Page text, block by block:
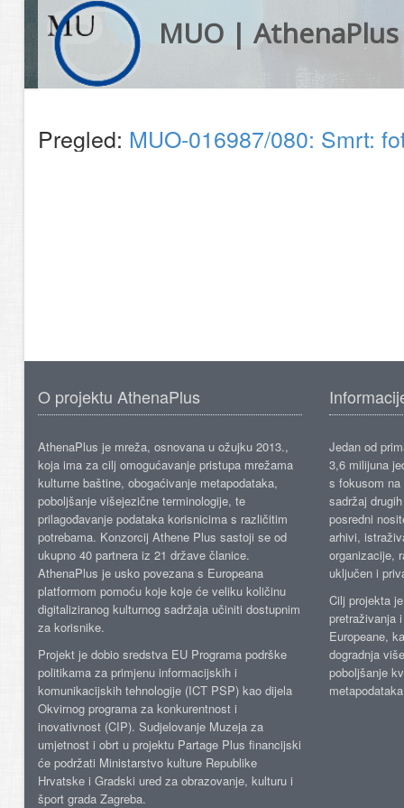
MUO | AthenaPlus
Pregled: MUO-016987/080: Smrt:
O projektu AthenaPlus
AthenaPlus je mreža, osnovana u ožujku 2013.,
koja ima za cilj omogućavanje pristupa mrežama
kulturne baštine, obogaćivanje metapodataka,
poboljšanje višejezične terminologije, te
prilagođavanje podataka korisnicima s različitim
potrebama. Konzorcij Athene Plus sastoji se od
ukupno 40 partnera iz 21 države članice.
AthenaPlus je usko povezana s Europeana
platformom pomoću koje koje će veliku količinu
digitaliziranog kulturnog sadržaja učiniti dostupnim
za korisnike.
Projekt je dobio sredstva EU Programa podrške
politikama za primjenu informacijskih i
komunikacijskih tehnologije (ICT PSP) kao dijela
Okvirnog programa za konkurentnost i
inovativnost (CIP). Sudjelovanje Muzeja za
umjetnost i obrt u projektu Partage Plus financijski
će podržati Ministarstvo kulture Republike
Hrvatske i Gradski ured za obrazovanje, kulturu i
šport grada Zagreba.
Jedan od
3,6 milijuna
s fokusom
sadržaj
posredni
arhivi,
organizacije,
uključen i
Cilj projekta
pretraživanja
Europeane,
dogradnja
poboljšanje